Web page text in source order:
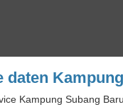
daten
Kampung Subang